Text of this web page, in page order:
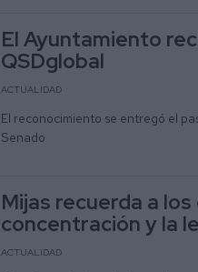
El Ayuntamiento
QSDglobal
ACTUALIDAD
El reconocimiento se entregó el
Senado
Mijas recuerda a
concentración y la
ACTUALIDAD